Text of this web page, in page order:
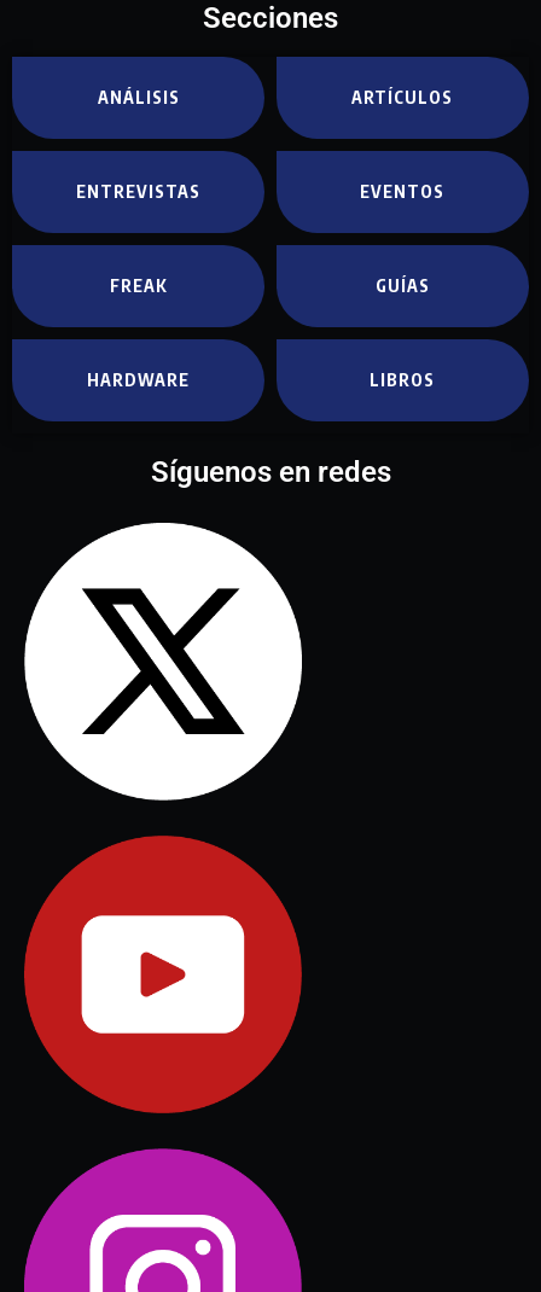
Secciones
ANÁLISIS ARTÍCULOS
ENTREVISTAS EVENTOS
FREAK GUÍAS
HARDWARE LIBROS
Síguenos en redes